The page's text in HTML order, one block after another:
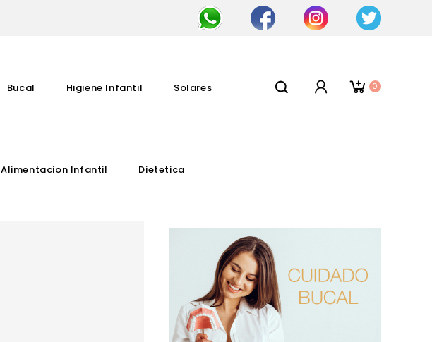
0
Bucal Higiene Infantil Solares
Alimentacion Infantil Dietetica